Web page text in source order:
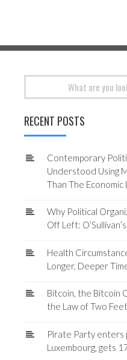
RECENT POSTS
Contemporary
Understood Using
Than The
Why Political
Off Left:
Health
Longer, Deeper
Bitcoin, the Bitcoin
the Law of Two Feet
Pirate Party enters
Luxembourg, gets